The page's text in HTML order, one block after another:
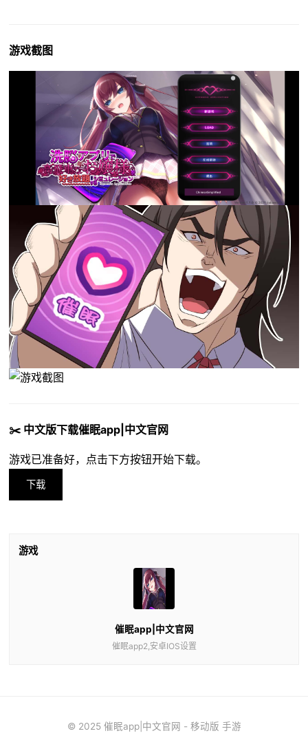
游戏截图
✂️ 中文版下载催眠app|中文官网
游戏已准备好，点击下方按钮开始下载。
下载
游戏
催眠app|中文官网
催眠app2,安卓IOS设置
© 2025 催眠app|中文官网 - 移动版 手游